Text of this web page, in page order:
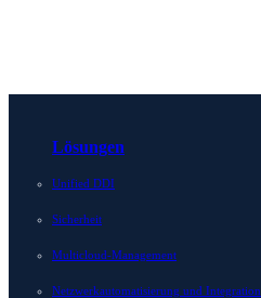
Lösungen
Unified DDI
Sicherheit
Multicloud-Management
Netzwerkautomatisierung und Integration